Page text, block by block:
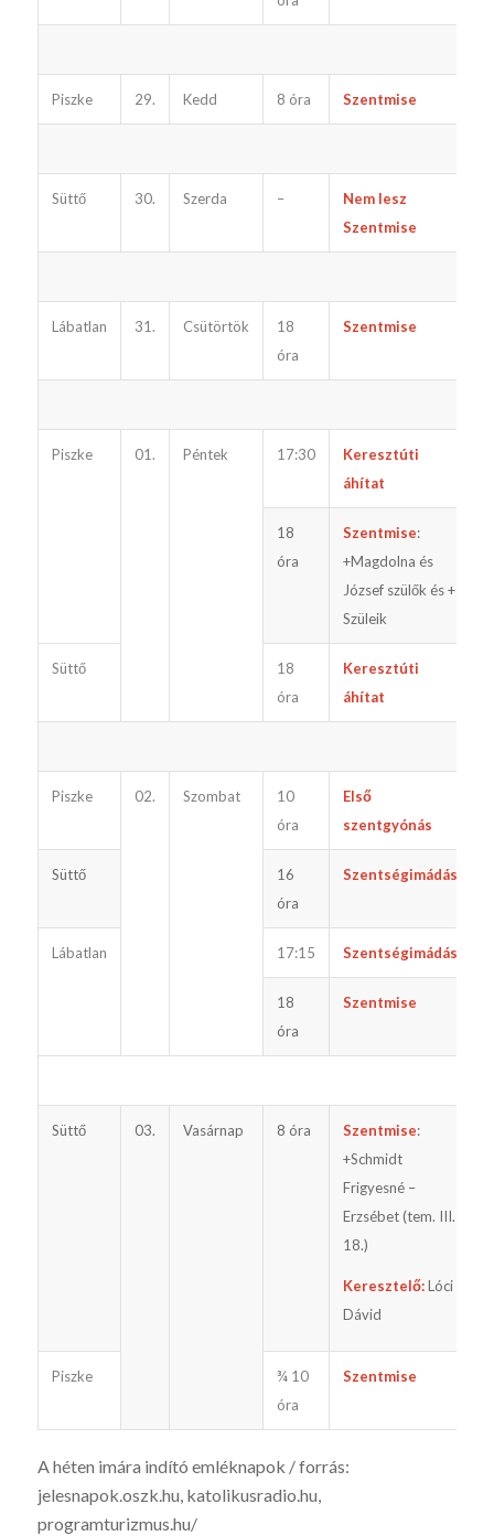
Piszke 29. Kedd 8 óra Szentmise
Süttő 30. Szerda –
Nem lesz
Szentmise
Lábatlan 31. Csütörtök
18
óra
Szentmise
Piszke 01. Péntek 17:30
Keresztúti
áhítat
18
óra
Szentmise:
+Magdolna és
József szülők és +
Szüleik
Süttő
18
óra
Keresztúti
áhítat
Piszke 02. Szombat
10
óra
Első
szentgyónás
Süttő
16
óra
Szentségimádás
Lábatlan 17:15 Szentségimádás
18
óra
Szentmise
Süttő 03. Vasárnap 8 óra Szentmise:
+Schmidt
Frigyesné –
Erzsébet (tem. III.
18.)
Keresztelő:Lóci
Dávid
Piszke
¾ 10
óra
Szentmise
A héten imára indító emléknapok / forrás:
jelesnapok.oszk.hu, katoli­kusradio.hu,
programturizmus.hu/